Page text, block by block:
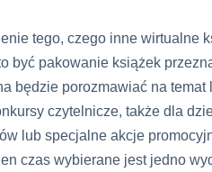
tego, czego inne wirtualne
być pakowanie książek
będzie porozmawiać na temat
czytelnicze, także dla
lub specjalne akcje
czas wybierane jest jedno